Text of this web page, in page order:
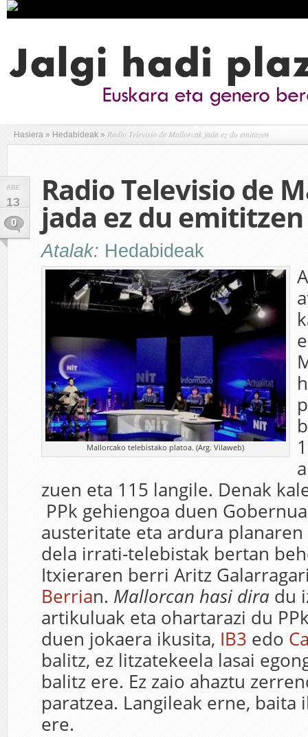
Hasiera » Hedabideak » Radio Televisio de Mallorcak jada ez du emititzen
ABE
13
0
Radio Televisio de
jada ez du emititzen
Atalak: Hedabideak
Mallorcako telebistako platoa. (Arg. Vilaweb)
zuen eta 115 langile. Denak
PPk gehiengoa duen
austeritate eta ardura
dela irrati-telebistak bertan
Itxieraren berri Aritz
Berrian. Mallorcan hasi dira du
artikuluak eta ohartarazi du
duen jokaera ikusita, IB3 edo
balitz, ez litzatekeela lasai
balitz ere. Ez zaio ahaztu
paratzea. Langileak erne, baita
ere.